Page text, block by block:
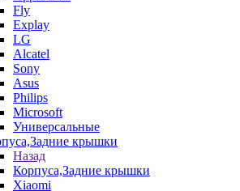
Fly
Explay
LG
Alcatel
Sony
Asus
Philips
Microsoft
Универсальные
крышки
Назад
Корпуса,Задние крышки
Xiaomi